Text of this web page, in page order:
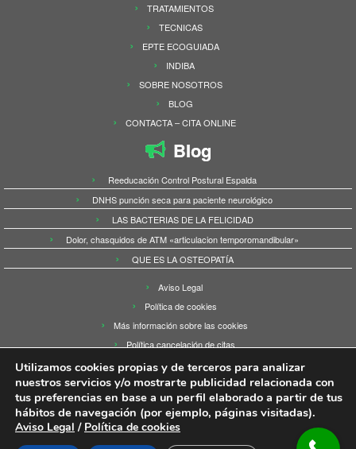
TRATAMIENTOS
TECNICAS
EPTE ECOGUIADA
INDIBA
SOBRE NOSOTROS
BLOG
CONTACTA – CITA ONLINE
Blog
Reeducación Control Postural Espalda
DNHS punción seca para paciente neurológico
LAS BACTERIAS DE LA FELICIDAD
Dolor, chasquidos de ATM «articulacion temporomandibular»
QUE ES LA OSTEOPATÍA
Aviso Legal
Política de cookies
Más información sobre las cookies
Política cancelación de citas
·© 2026 Fisioaranda Active en Prado Sport·Funciona con
·
Utilizamos cookies propias y de terceros para analizar
nuestros servicios y/o mostrarte publicidad relacionada con
tus preferencias en base a un perfil elaborado a partir de tus
hábitos de navegación (por ejemplo, páginas visitadas).
Aviso Legal / Política de cookies